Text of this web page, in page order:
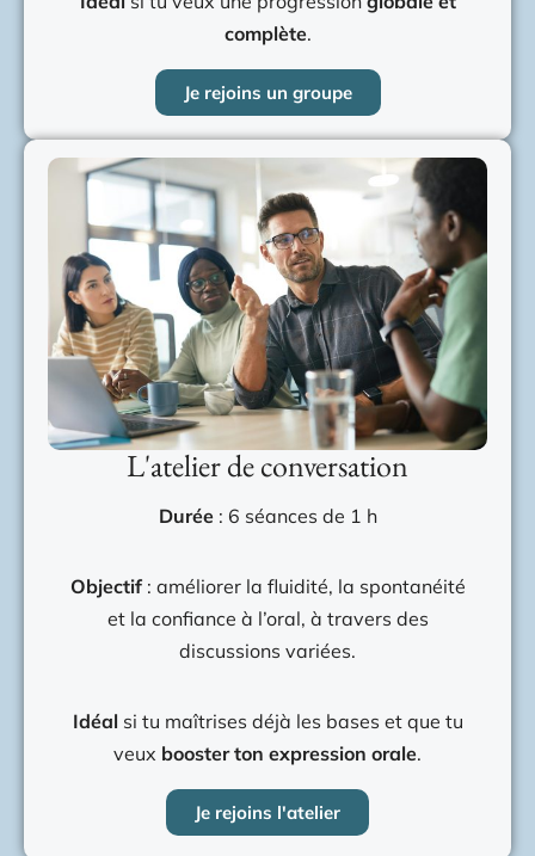
complète.
Je rejoins un groupe
L'atelier de conversation
Durée: 6 séances de 1 h
Objectif: améliorer la fluidité, la spontanéité
et la confiance à l’oral, à travers des
discussions variées.
Idéal si tu maîtrises déjà les bases et que tu
veux booster ton expression orale.
Je rejoins l'atelier